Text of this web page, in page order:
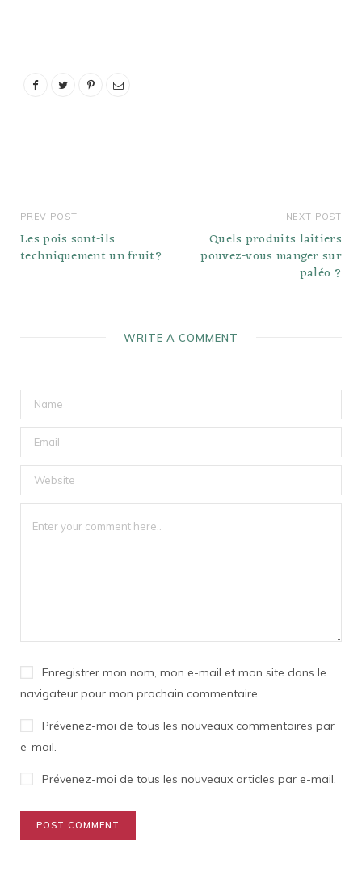
PREV POST
Les pois sont-ils
techniquement un fruit?
NEXT POST
Quels produits laitiers
pouvez-vous manger sur
paléo ?
WRITE A COMMENT
Enregistrer mon nom, mon e-mail et mon site dans le
navigateur pour mon prochain commentaire.
Prévenez-moi de tous les nouveaux commentaires par
e-mail.
Prévenez-moi de tous les nouveaux articles par e-mail.